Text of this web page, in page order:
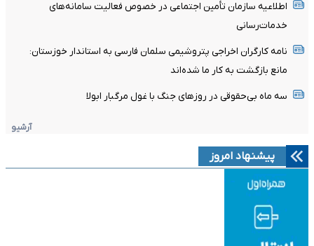
اطلاعیه سازمان تأمین اجتماعی در خصوص فعالیت سامانه‌های
خدمات‌رسانی
نامه کارگران اخراجی پتروشیمی سلمان فارسی به استاندار خوزستان:
مانع بازگشت به کار ما شده‌اند
سه ماه بی‌حقوقی در روزهای جنگ با غول مرگبار ابولا
آرشیو
پیشنهاد امروز